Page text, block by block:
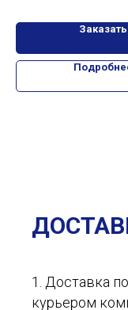
Заказать
1. Доставка
курьером